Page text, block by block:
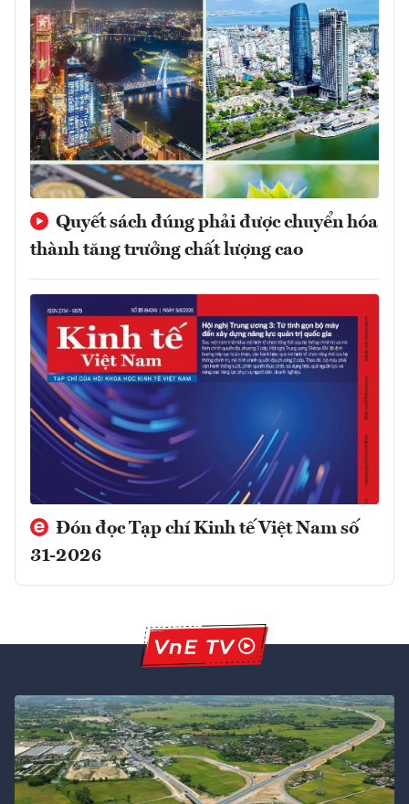
Quyết sách đúng phải được chuyển hóa
thành tăng trưởng chất lượng cao
Đón đọc Tạp chí Kinh tế Việt Nam số
31-2026